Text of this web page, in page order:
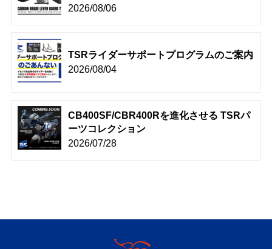
2026/08/06
TSRライダーサポートプログラムのご案内
2026/08/04
CB400SF/CBR400Rを進化させる TSRパ
ーツコレクション
2026/07/28